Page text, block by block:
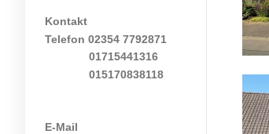
Kontakt
Telefon 02354 7792871
01715441316
015170838118
E-Mail